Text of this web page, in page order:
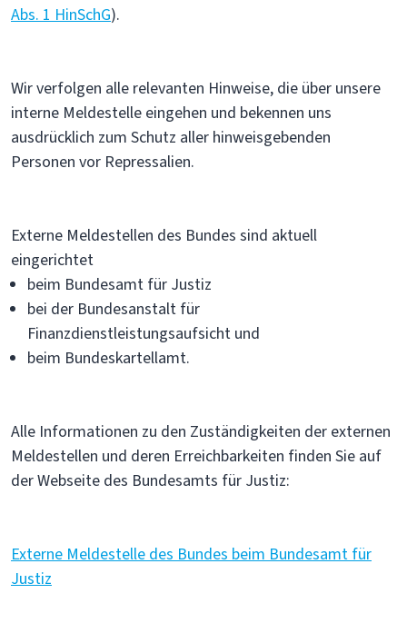
Abs. 1 HinSchG).
Wir verfolgen alle relevanten Hinweise, die über unsere
interne Meldestelle eingehen und bekennen uns
ausdrücklich zum Schutz aller hinweisgebenden
Personen vor Repressalien.
Externe Meldestellen des Bundes sind aktuell
eingerichtet
beim Bundesamt für Justiz
bei der Bundesanstalt für
Finanzdienstleistungsaufsicht und
beim Bundeskartellamt.
Alle Informationen zu den Zuständigkeiten der externen
Meldestellen und deren Erreichbarkeiten finden Sie auf
der Webseite des Bundesamts für Justiz:
Externe Meldestelle des Bundes beim Bundesamt für
Justiz